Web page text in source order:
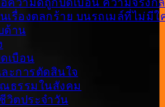
ความดีถูกบิดเบือน ความจริงก
เรื่องตลกร้าย บนรถเมล์ที่ไม่มี
ด้าน
เบือน
ะการตัดสินใจ
ธรรมในสังคม
วิตประจำวัน